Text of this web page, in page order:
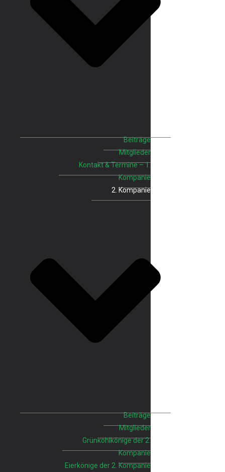
Beiträge
Mitglieder
Kontakt & Termine – 1.
Kompanie
2. Kompanie
Beiträge
Mitglieder
Grünkohlkönige der 2.
Kompanie
Eierkönige der 2. Kompanie